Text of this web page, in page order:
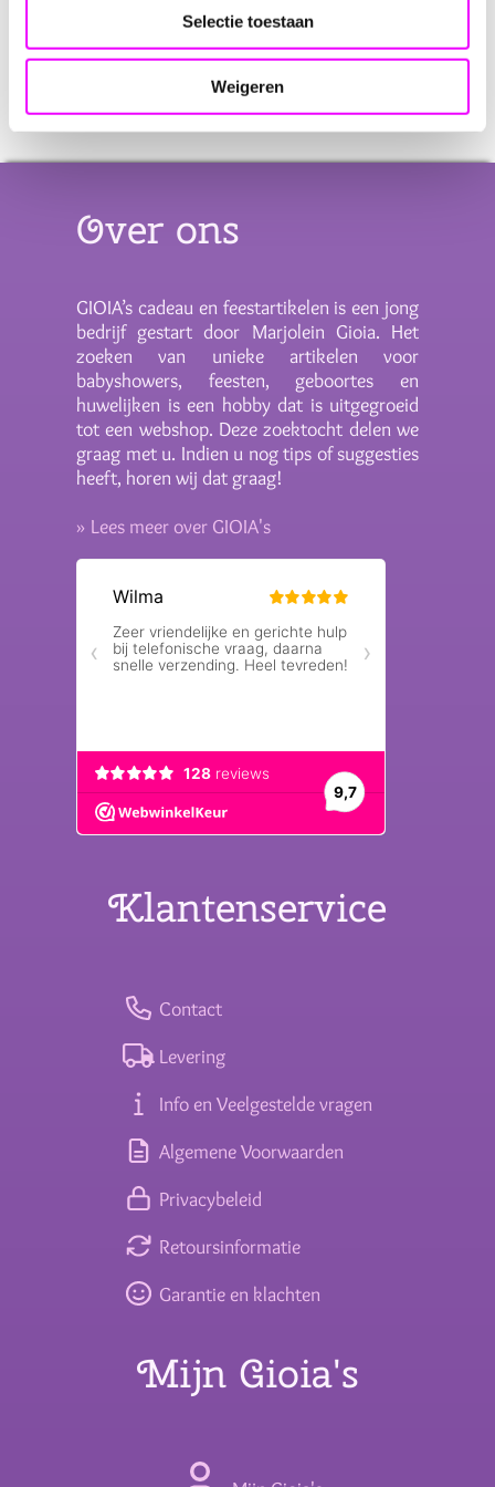
Selectie toestaan
Weigeren
Jute
13x17 cm
Kleur:Natuurlijke jute kleur
Handig koord
Over ons
GIOIA’s cadeau en feestartikelen is een jong
bedrijf gestart door Marjolein Gioia. Het
zoeken van unieke artikelen voor
babyshowers, feesten, geboortes en
huwelijken is een hobby dat is uitgegroeid
tot een webshop. Deze zoektocht delen we
graag met u. Indien u nog tips of suggesties
heeft, horen wij dat graag!
» Lees meer over GIOIA's
Klantenservice
Contact
Levering
Info en Veelgestelde vragen
Algemene Voorwaarden
Privacybeleid
Retoursinformatie
Garantie en klachten
Mijn Gioia's